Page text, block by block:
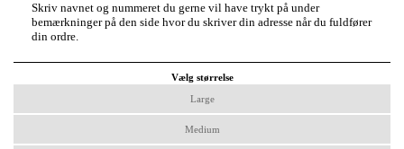
Skriv navnet og nummeret du gerne vil have trykt på under
bemærkninger på den side hvor du skriver din adresse når du fuldfører
din ordre.
Vælg størrelse
Large
Medium